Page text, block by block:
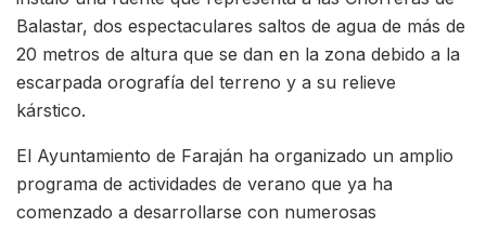
Balastar, dos espectaculares saltos de agua de más de
20 metros de altura que se dan en la zona debido a la
escarpada orografía del terreno y a su relieve
kárstico.
El Ayuntamiento de Faraján ha organizado un amplio
programa de actividades de verano que ya ha
comenzado a desarrollarse con numerosas